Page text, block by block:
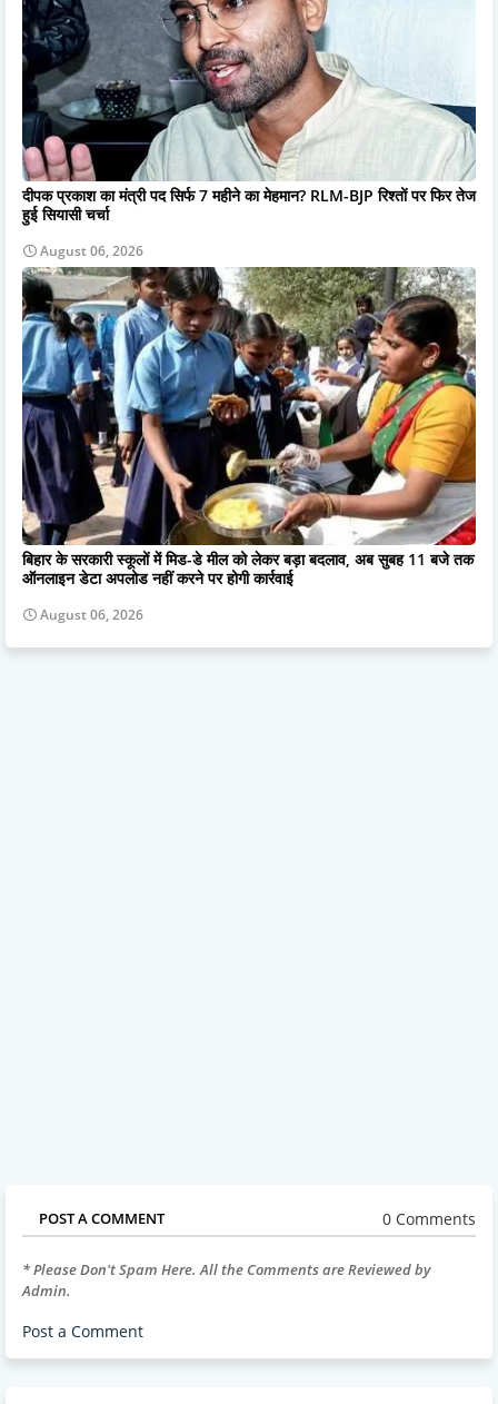
दीपक प्रकाश का मंत्री पद सिर्फ 7 महीने का मेहमान? RLM-BJP रिश्तों पर फिर तेज
हुई सियासी चर्चा
August 06, 2026
बिहार के सरकारी स्कूलों में मिड-डे मील को लेकर बड़ा बदलाव, अब सुबह 11 बजे तक
ऑनलाइन डेटा अपलोड नहीं करने पर होगी कार्रवाई
August 06, 2026
POST A COMMENT 0 Comments
* Please Don't Spam Here. All the Comments are Reviewed by
Admin.
Post a Comment